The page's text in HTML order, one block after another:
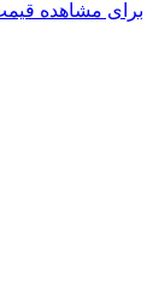
برای مشاهده